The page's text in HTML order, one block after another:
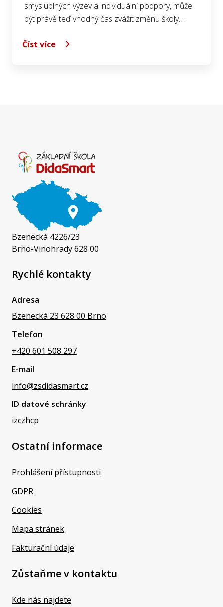
smysluplných výzev a individuální podpory, může
být právě teď vhodný čas zvážit změnu školy.…
Číst více
Bzenecká 4226/23
Brno-Vinohrady 628 00
Rychlé kontakty
Adresa
Bzenecká 23 628 00 Brno
Telefon
+420 601 508 297
E-mail
info@zsdidasmart.cz
ID datové schránky
izczhcp
Ostatní informace
Prohlášení přístupnosti
GDPR
Cookies
Mapa stránek
Fakturační údaje
Zůstaňme v kontaktu
Kde nás najdete